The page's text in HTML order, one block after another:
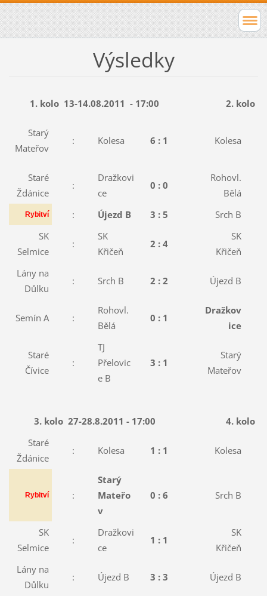
Výsledky
1. kolo 13-14.08.2011 - 17:00 2. kolo
Starý
Mateřov
: Kolesa 6 : 1 Kolesa
Staré
Ždánice
:
Dražkovi
ce
0 : 0
Rohovl.
Bělá
Rybitví : Újezd B 3 : 5 Srch B
SK
Selmice
:
SK
Křičeň
2 :4
SK
Křičeň
Lány na
Důlku
: Srch B 2 : 2 Újezd B
Semín A :
Rohovl.
Bělá
0 : 1
Dražkov
ice
Staré
Čívice
:
TJ
Přelovic
e B
3 : 1
Starý
Mateřov
3. kolo 27-28.8.2011 - 17:00 4. kolo
Staré
Ždánice
: Kolesa 1 :1 Kolesa
Rybitví :
Starý
Mateřo
v
0 : 6 Srch B
SK
Selmice
:
Dražkovi
ce
1 : 1
SK
Křičeň
Lány na
Důlku
: Újezd B 3 : 3 Újezd B